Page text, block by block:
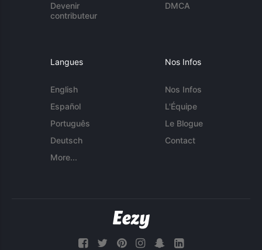
Devenir
contributeur
DMCA
Langues
English
Español
Português
Deutsch
More...
Nos Infos
Nos Infos
L'Équipe
Le Blogue
Contact